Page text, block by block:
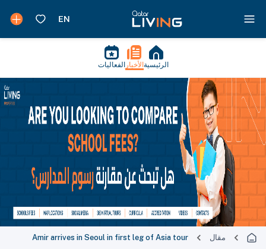
الرئيسية الأخبار الفعاليات
مقال Amir arrives in Seoul in first leg of Asia tour